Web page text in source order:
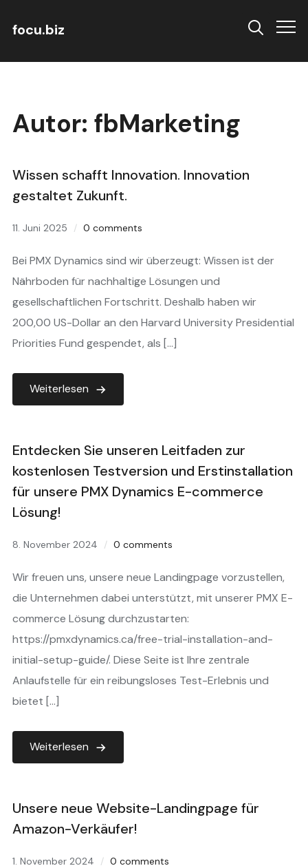
focu.biz Info
Autor: fbMarketing
Wissen schafft Innovation. Innovation
gestaltet Zukunft.
11. Juni 2025 0 comments
Bei PMX Dynamics sind wir überzeugt: Wissen ist der
Nährboden für nachhaltige Lösungen und
gesellschaftlichen Fortschritt. Deshalb haben wir
200,00 US-Dollar an den Harvard University Presidential
Priorities Fund gespendet, als […]
Weiterlesen
Entdecken Sie unseren Leitfaden zur
kostenlosen Testversion und Erstinstallation
für unsere PMX Dynamics E-commerce
Lösung!
8. November 2024 0 comments
Wir freuen uns, unsere neue Landingpage vorzustellen,
die Unternehmen dabei unterstützt, mit unserer PMX E-
commerce Lösung durchzustarten:
https://pmxdynamics.ca/free-trial-installation-and-
initial-setup-guide/. Diese Seite ist Ihre zentrale
Anlaufstelle für ein reibungsloses Test-Erlebnis und
bietet […]
Weiterlesen
Unsere neue Website-Landingpage für
Amazon-Verkäufer!
1. November 2024 0 comments